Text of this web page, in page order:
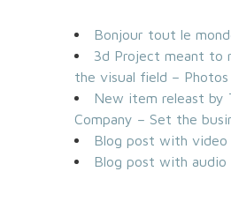
Bonjour tout le
3d Project meant to
the visual field – Photos
New item releast by
Company – Set the
Blog post with video
Blog post with audio